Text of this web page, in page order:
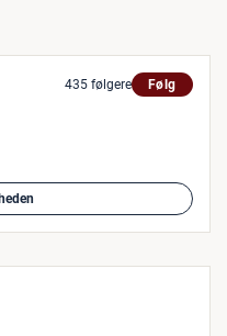
435 følgere Følg